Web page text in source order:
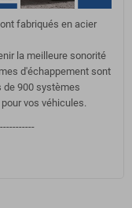
fabriqués en acier
la meilleure sonorité
d'échappement sont
de 900 systèmes
vos véhicules.